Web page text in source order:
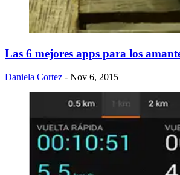
Las 6 mejores apps para los
Daniela Cortez - Nov 6, 2015